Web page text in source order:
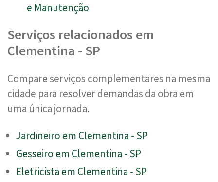
e Manutenção
Serviços relacionados em
Clementina - SP
Compare serviços complementares na mesma
cidade para resolver demandas da obra em
uma única jornada.
Jardineiro em Clementina - SP
Gesseiro em Clementina - SP
Eletricista em Clementina - SP